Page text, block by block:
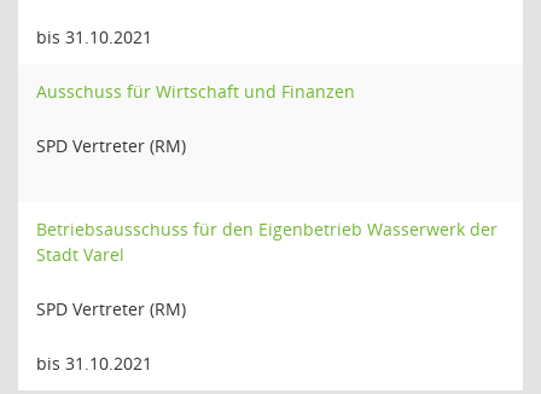
bis 31.10.2021
Ausschuss für Wirtschaft und Finanzen
SPD Vertreter (RM)
Betriebsausschuss für den Eigenbetrieb Wasserwerk der
Stadt Varel
SPD Vertreter (RM)
bis 31.10.2021